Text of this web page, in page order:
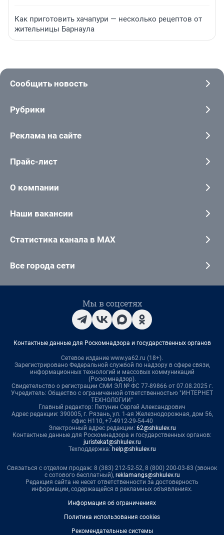
Как приготовить хачапури — несколько рецептов от
жительницы Барнаула
Сообщить новость
Рубрики
Реклама на сайте
Прайс-лист
О компании
Наши вакансии
Статистика канала в MAX
Все города сети
Мы в соцсетях
Контактные данные для Роскомнадзора и государственных органов
Сетевое издание www.ya62.ru (18+).
Зарегистрировано Федеральной службой по надзору в сфере связи,
информационных технологий и массовых коммуникаций
(Роскомнадзор).
Свидетельство о регистрации СМИ ЭЛ № ФС 77-89866 от 07.08.2025 г.
Учредитель: Общество с ограниченной ответственностью "ИНТЕРНЕТ
ТЕХНОЛОГИИ"
Главный редактор: Петунин Сергей Александрович
Адрес редакции: 390005, г. Рязань, ул. 1-ая Железнодорожная, дом 56,
офис Н110, +7-4912-29-54-40
Электронный адрес редакции: 62@shkulev.ru
Контактные данные для Роскомнадзора и государственных органов:
juristekat@shkulev.ru
Техподдержка: help@shkulev.ru
Связаться с отделом продаж: 8 (383) 212-52-52, 8 (800) 200-03-83 (звонок
с сотового бесплатный), reklamangs@shkulev.ru
Редакция сайта не несет ответственности за достоверность
информации, содержащейся в рекламных объявлениях.
Информация об ограничениях
Политика использования cookies
Рекомендательные системы